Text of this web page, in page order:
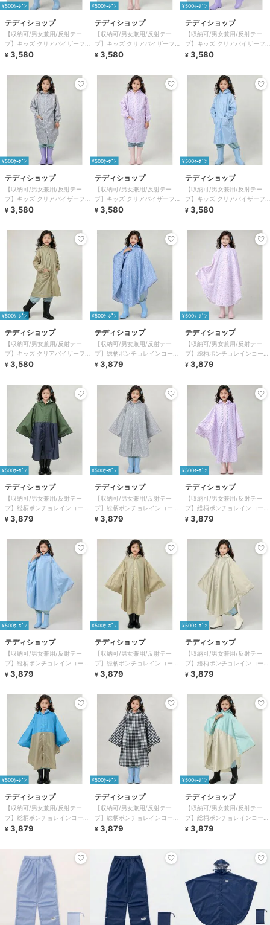
¥500ｸｰﾎﾟﾝ
テディショップ
【収納可/男女兼用/反射テー
プ】キッズ クリアバイザーフ
ード付きレインコート+収納袋
¥ 3,580
¥500ｸｰﾎﾟﾝ
テディショップ
【収納可/男女兼用/反射テー
プ】キッズ クリアバイザーフ
ード付きレインコート+収納袋
¥ 3,580
¥500ｸｰﾎﾟﾝ
テディショップ
【収納可/男女兼用/反射テー
プ】キッズ クリアバイザーフ
ード付きレインコート+収納袋
¥ 3,580
¥500ｸｰﾎﾟﾝ
テディショップ
【収納可/男女兼用/反射テー
プ】キッズ クリアバイザーフ
ード付きレインコート+収納袋
¥ 3,580
¥500ｸｰﾎﾟﾝ
テディショップ
【収納可/男女兼用/反射テー
プ】キッズ クリアバイザーフ
ード付きレインコート+収納袋
¥ 3,580
¥500ｸｰﾎﾟﾝ
テディショップ
【収納可/男女兼用/反射テー
プ】キッズ クリアバイザーフ
ード付きレインコート+収納袋
¥ 3,580
¥500ｸｰﾎﾟﾝ
テディショップ
【収納可/男女兼用/反射テー
プ】キッズ クリアバイザーフ
ード付きレインコート+収納袋
¥ 3,580
¥500ｸｰﾎﾟﾝ
テディショップ
【収納可/男女兼用/反射テー
プ】総柄ポンチョレインコート
+収納袋 2点セット キッズ
¥ 3,879
¥500ｸｰﾎﾟﾝ
テディショップ
【収納可/男女兼用/反射テー
プ】総柄ポンチョレインコート
+収納袋 2点セット キッズ
¥ 3,879
¥500ｸｰﾎﾟﾝ
テディショップ
【収納可/男女兼用/反射テー
プ】総柄ポンチョレインコート
+収納袋 2点セット キッズ
¥ 3,879
¥500ｸｰﾎﾟﾝ
テディショップ
【収納可/男女兼用/反射テー
プ】総柄ポンチョレインコート
+収納袋 2点セット キッズ
¥ 3,879
¥500ｸｰﾎﾟﾝ
テディショップ
【収納可/男女兼用/反射テー
プ】総柄ポンチョレインコート
+収納袋 2点セット キッズ
¥ 3,879
¥500ｸｰﾎﾟﾝ
テディショップ
【収納可/男女兼用/反射テー
プ】総柄ポンチョレインコート
+収納袋 2点セット キッズ
¥ 3,879
¥500ｸｰﾎﾟﾝ
テディショップ
【収納可/男女兼用/反射テー
プ】総柄ポンチョレインコート
+収納袋 2点セット キッズ
¥ 3,879
¥500ｸｰﾎﾟﾝ
テディショップ
【収納可/男女兼用/反射テー
プ】総柄ポンチョレインコート
+収納袋 2点セット キッズ
¥ 3,879
¥500ｸｰﾎﾟﾝ
テディショップ
【収納可/男女兼用/反射テー
プ】総柄ポンチョレインコート
+収納袋 2点セット キッズ
¥ 3,879
¥500ｸｰﾎﾟﾝ
テディショップ
【収納可/男女兼用/反射テー
プ】総柄ポンチョレインコート
+収納袋 2点セット キッズ
¥ 3,879
¥500ｸｰﾎﾟﾝ
テディショップ
【収納可/男女兼用/反射テー
プ】総柄ポンチョレインコート
+収納袋 2点セット キッズ
¥ 3,879